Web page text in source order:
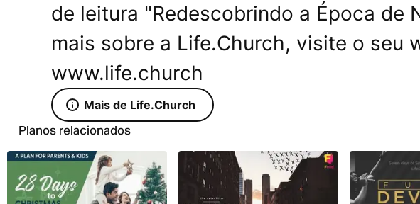
de leitura "Redescobrindo a Época de
mais sobre a Life.Church, visite o seu
www.life.church
Mais de Life.Church
Planos relacionados